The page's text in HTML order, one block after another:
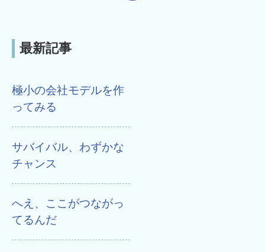
最新記事
極小の会社モデルを作
ってみる
サバイバル、わずかな
チャンス
へえ、ここがつながっ
てるんだ